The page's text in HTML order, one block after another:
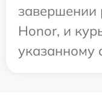
завершении
Honor, и
указанному